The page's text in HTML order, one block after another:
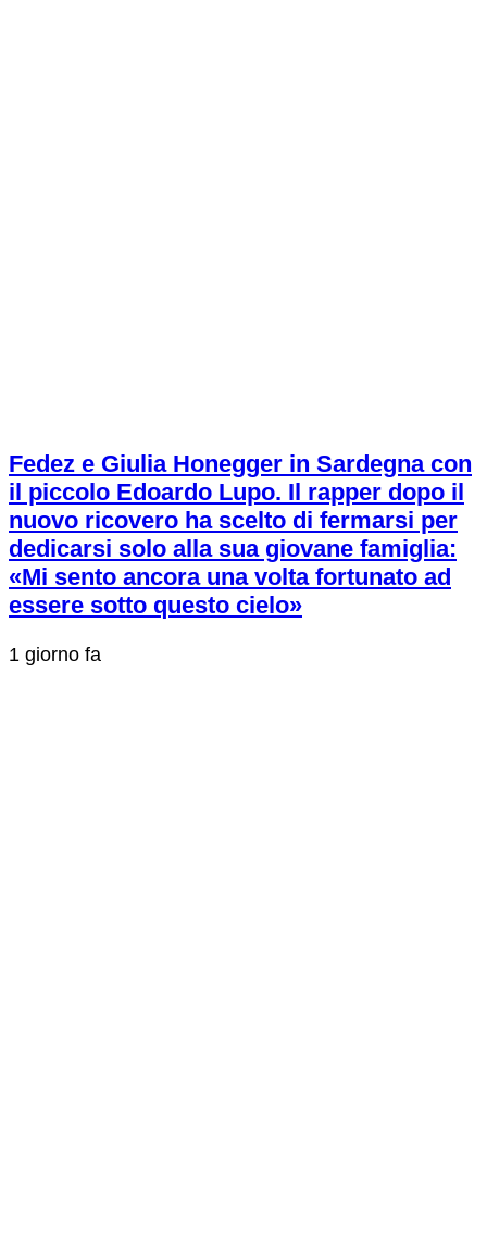
Fedez e Giulia Honegger in Sardegna con
il piccolo Edoardo Lupo. Il rapper dopo il
nuovo ricovero ha scelto di fermarsi per
dedicarsi solo alla sua giovane famiglia:
«Mi sento ancora una volta fortunato ad
essere sotto questo cielo»
1 giorno fa